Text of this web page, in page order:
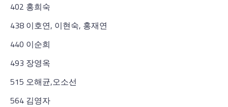
402 홍희숙
438 이호연, 이현숙, 홍재연
440 이순희
493 장영옥
515 오해균,오소선
564 김영자